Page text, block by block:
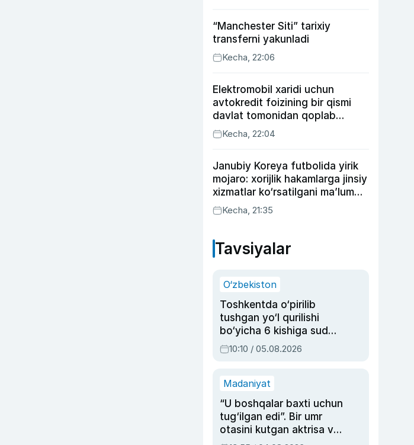
“Manchester Siti” tarixiy
transferni yakunladi
Kecha, 22:06
Elektromobil xaridi uchun
avtokredit foizining bir qismi
davlat tomonidan qoplab
berilishi mumkin
Kecha, 22:04
Janubiy Koreya futbolida yirik
mojaro: xorijlik hakamlarga jinsiy
xizmatlar ko‘rsatilgani ma’lum
qilindi
Kecha, 21:35
Tavsiyalar
O‘zbekiston
Toshkentda o‘pirilib
tushgan yo‘l qurilishi
bo‘yicha 6 kishiga sud
hukmi o‘qildi
10:10 / 05.08.2026
Madaniyat
“U boshqalar baxti uchun
tug‘ilgan edi”. Bir umr
otasini kutgan aktrisa va
dublyaj ustasi Rimma